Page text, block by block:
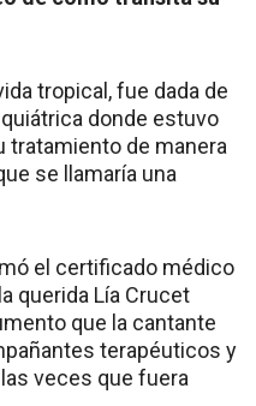
tropical, fue dada de
donde estuvo
tratamiento de manera
se llamaría una
el certificado médico
querida Lía Crucet
que la cantante
terapéuticos y
veces que fuera